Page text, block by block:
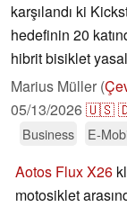
karşılandı ki
hedefinin 20
hibrit bisiklet
Marius Müller (
05/13/2026🇺🇸
Business E-
Aotos Flux X26
motosiklet